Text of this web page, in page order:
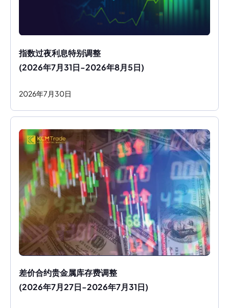
指数过夜利息特别调整
(2026年7月31日-2026年8月5日)
2026年7 月 30日
差价合约贵金属库存费调整
(2026年7月27日-2026年7月31日)